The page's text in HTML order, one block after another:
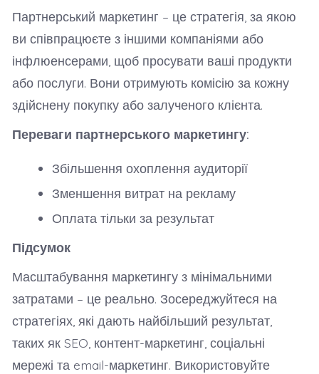
Партнерський маркетинг – це стратегія, за якою
ви співпрацюєте з іншими компаніями або
інфлюенсерами, щоб просувати ваші продукти
або послуги. Вони отримують комісію за кожну
здійснену покупку або залученого клієнта.
Переваги партнерського маркетингу:
Збільшення охоплення аудиторії
Зменшення витрат на рекламу
Оплата тільки за результат
Підсумок
Масштабування маркетингу з мінімальними
затратами – це реально. Зосереджуйтеся на
стратегіях, які дають найбільший результат,
таких як SEO, контент-маркетинг, соціальні
мережі та email-маркетинг. Використовуйте